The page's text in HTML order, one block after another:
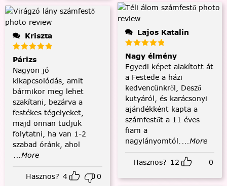
Kriszta
Párizs
Nagyon jó
kikapcsolódás, amit
bármikor meg lehet
szakítani, bezárva a
festékes tégelyeket,
majd onnan tudjuk
folytatni, ha van 1-2
szabad óránk, ahol
...More
Hasznos? 4 0
Lajos Katalin
Nagy élmény
Egyedi képet alakított át
a Festede a házi
kedvencünkről, Desző
kutyáról, és karácsonyi
ajándékként kapta a
számfestőt a 11 éves
fiam a
nagylányomtól. ...More
Hasznos? 12 0